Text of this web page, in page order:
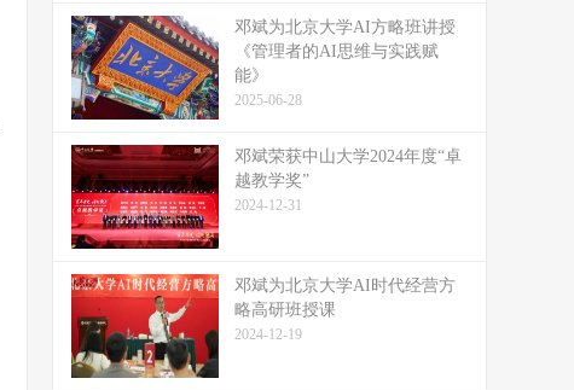
邓斌为北京大学AI方略班讲授
《管理者的AI思维与实践赋
能》
2025-06-28
邓斌荣获中山大学2024年度“卓
越教学奖”
2024-12-31
邓斌为北京大学AI时代经营方
略高研班授课
2024-12-19